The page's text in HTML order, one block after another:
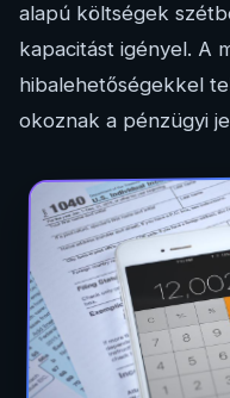
alapú költségek
kapacitást igényel. A
hibalehetőségekkel
okoznak a pénzügyi